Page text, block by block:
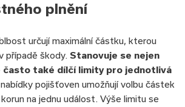
plnění
určují maximální částku, kterou
případě škody. Stanovuje se nejen
často také dílčí limity pro jednotlivá
pojišťoven umožňují volbu částek
na jednu událost. Výše limitu se